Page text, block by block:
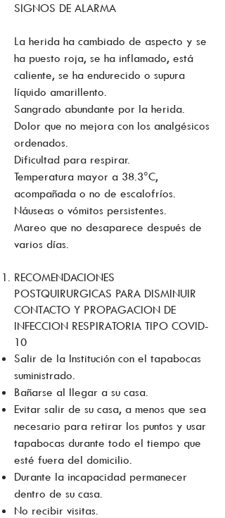
SIGNOS DE ALARMA
La herida ha cambiado de aspecto y se
ha puesto roja, se ha inflamado, está
caliente, se ha endurecido o supura
líquido amarillento.
Sangrado abundante por la herida.
Dolor que no mejora con los analgésicos
ordenados.
Dificultad para respirar.
Temperatura mayor a 38.3°C,
acompañada o no de escalofríos.
Náuseas o vómitos persistentes.
Mareo que no desaparece después de
varios días.
RECOMENDACIONES
POSTQUIRURGICAS PARA DISMINUIR
CONTACTO Y PROPAGACION DE
INFECCION RESPIRATORIA TIPO COVID-
10
Salir de la Institución con el tapabocas
suministrado.
Bañarse al llegar a su casa.
Evitar salir de su casa, a menos que sea
necesario para retirar los puntos y usar
tapabocas durante todo el tiempo que
esté fuera del domicilio.
Durante la incapacidad permanecer
dentro de su casa.
No recibir visitas.